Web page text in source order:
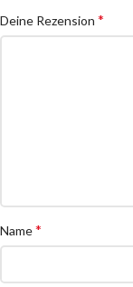
Deine Rezension *
Name*